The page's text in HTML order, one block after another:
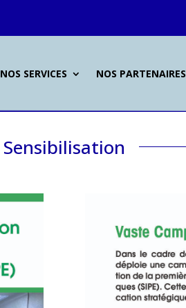
NOS SERVICES NOS PARTENAIRES
Sensibilisation